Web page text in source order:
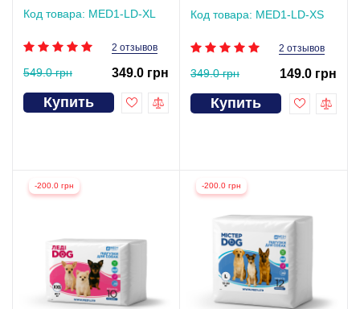
Код товара: MED1-LD-XL
2 отзывов
549.0 грн 349.0 грн
Купить
Код товара: MED1-LD-XS
2 отзывов
349.0 грн 149.0 грн
Купить
-200.0 грн -200.0 грн